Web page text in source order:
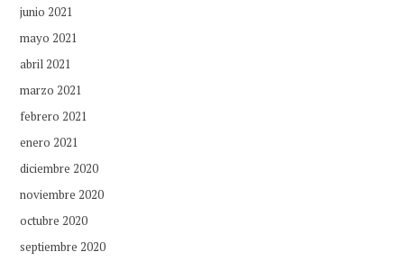
junio 2021
mayo 2021
abril 2021
marzo 2021
febrero 2021
enero 2021
diciembre 2020
noviembre 2020
octubre 2020
septiembre 2020